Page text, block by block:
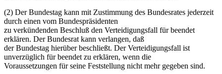
(2) Der Bundestag kann mit Zustimmung des Bundesrates jederzeit
durch einen vom Bundespräsidenten
zu verkündenden Beschluß den Verteidigungsfall für beendet
erklären. Der Bundesrat kann verlangen, daß
der Bundestag hierüber beschließt. Der Verteidigungsfall ist
unverzüglich für beendet zu erklären, wenn die
Voraussetzungen für seine Feststellung nicht mehr gegeben sind.